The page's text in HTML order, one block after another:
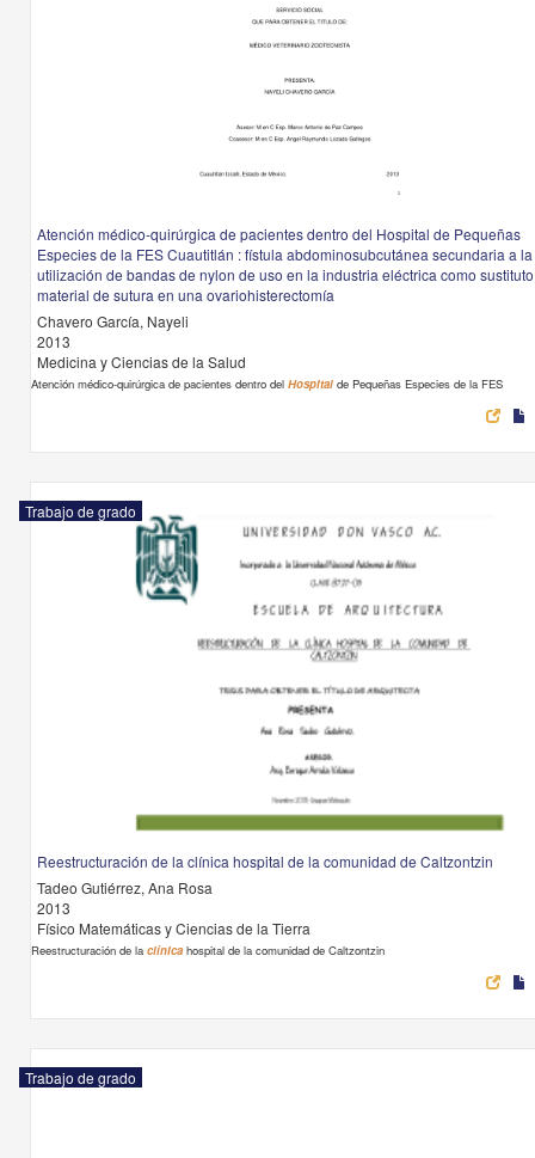
Atención médico-quirúrgica de pacientes dentro del Hospital de Pequeñas
Especies de la FES Cuautitlán : fístula abdominosubcutánea secundaria a la
utilización de bandas de nylon de uso en la industria eléctrica como
material de sutura en una ovariohisterectomía
Chavero García, Nayeli
2013
Medicina y Ciencias de la Salud
Atención médico-quirúrgica de pacientes dentro delHospital de Pequeñas Especies de la FES
Trabajo de grado
Reestructuración de la clínica hospital de la comunidad de Caltzontzin
Tadeo Gutiérrez, Ana Rosa
2013
Físico Matemáticas y Ciencias de la Tierra
Reestructuración de laclínica hospital de la comunidad de Caltzontzin
Trabajo de grado